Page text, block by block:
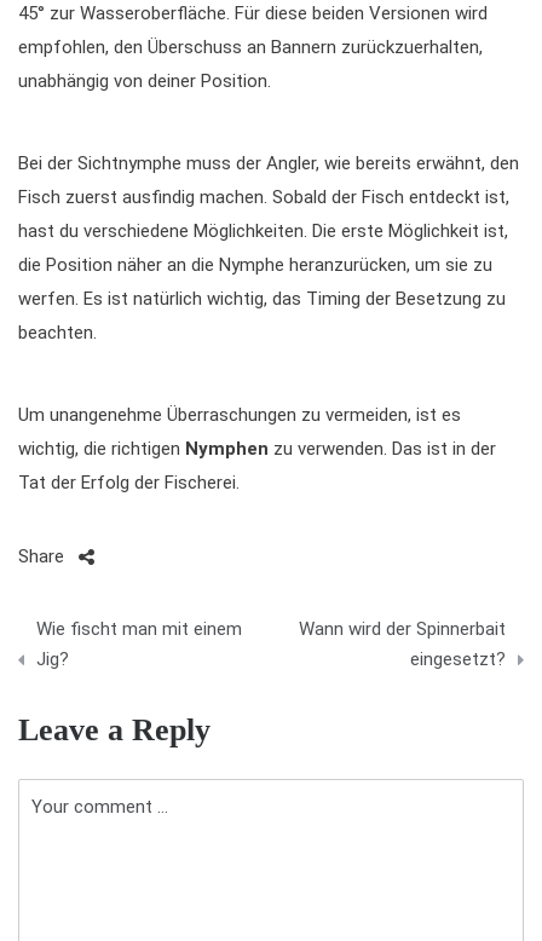
45° zur Wasseroberfläche. Für diese beiden Versionen wird
empfohlen, den Überschuss an Bannern zurückzuerhalten,
unabhängig von deiner Position.
Bei der Sichtnymphe muss der Angler, wie bereits erwähnt, den
Fisch zuerst ausfindig machen. Sobald der Fisch entdeckt ist,
hast du verschiedene Möglichkeiten. Die erste Möglichkeit ist,
die Position näher an die Nymphe heranzurücken, um sie zu
werfen. Es ist natürlich wichtig, das Timing der Besetzung zu
beachten.
Um unangenehme Überraschungen zu vermeiden, ist es
wichtig, die richtigen Nymphen zu verwenden. Das ist in der
Tat der Erfolg der Fischerei.
Share
B
e
Wie fischt man mit einem
Jig?
Wann wird der Spinnerbait
eingesetzt?
Leave a Reply